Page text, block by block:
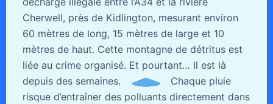
Cherwell, près de Kidlington, mesurant environ
60 mètres de long, 15 mètres de large et 10
mètres de haut. Cette montagne de détritus est
liée au crime organisé. Et pourtant… Il est là
depuis des semaines.
Chaque pluie
risque d’entraîner des polluants directement dans